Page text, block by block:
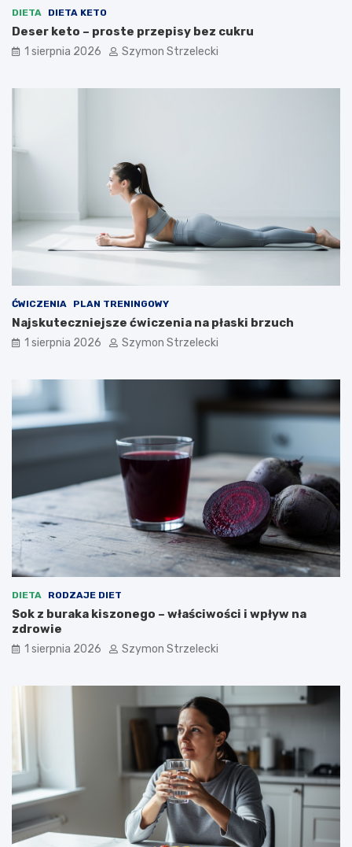
DIETA DIETA KETO
Deser keto – proste przepisy bez cukru
1 sierpnia 2026 Szymon Strzelecki
ĆWICZENIA PLAN TRENINGOWY
Najskuteczniejsze ćwiczenia na płaski brzuch
1 sierpnia 2026 Szymon Strzelecki
DIETA RODZAJE DIET
Sok z buraka kiszonego – właściwości i wpływ na
zdrowie
1 sierpnia 2026 Szymon Strzelecki